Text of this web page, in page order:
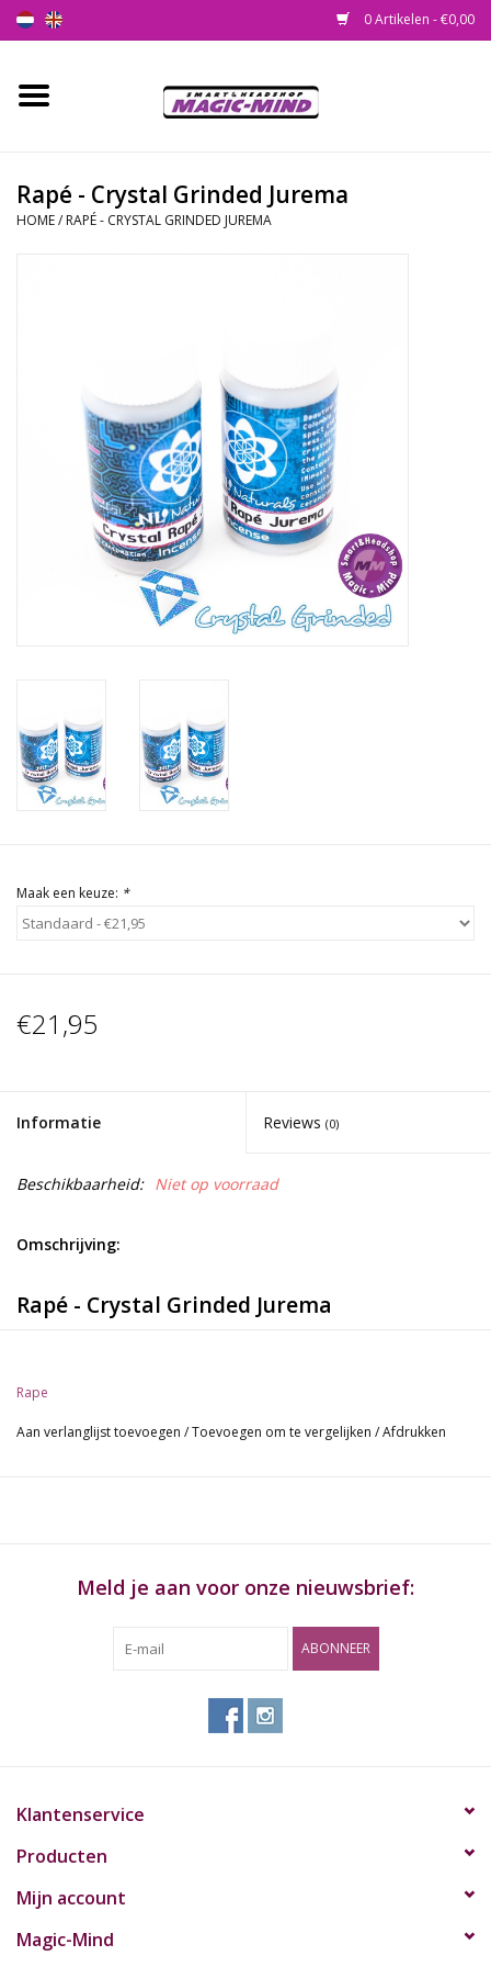
0 Artikelen - €0,00
Home
Smartshop
Health Supplies
Psychedelic
Rituals & Wierook
Rapé - Crystal Grinded Jurema
HOME/ RAPÉ - CRYSTAL GRINDED JUREMA
Maak een keuze: *
€21,95
Informatie Reviews (0)
Beschikbaarheid: Niet op voorraad
Omschrijving:
Rapé - Crystal Grinded Jurema
om de kracht en de intenties van de gebruiker te versterken.
Jurema (Mimosa Hostilis) is een traditionele Rapé van de
Rape
Aan verlanglijst toevoegen /Toevoegen om te vergelijken /Afdrukken
Meld je aan voor onze nieuwsbrief:
ABONNEER
Klantenservice
Producten
Mijn account
Magic-Mind